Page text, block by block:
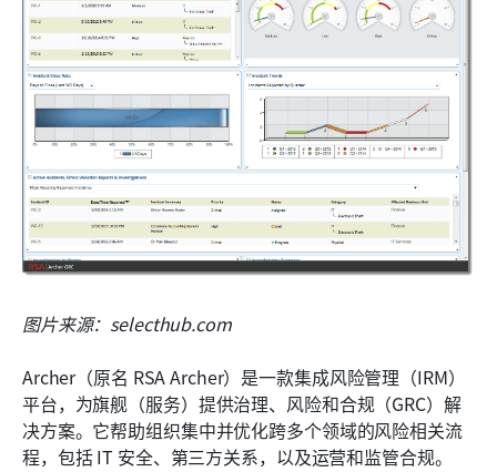
图片来源：selecthub.com
Archer（原名 RSA Archer）是一款集成风险管理（IRM）
平台，为旗舰（服务）提供治理、风险和合规（GRC）解
决方案。它帮助组织集中并优化跨多个领域的风险相关流
程，包括 IT 安全、第三方关系，以及运营和监管合规。